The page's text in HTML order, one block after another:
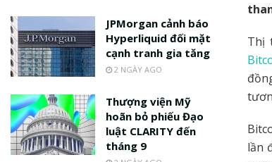
Thị
lần
JPMorgan cảnh báo
Hyperliquid đối mặt
cạnh tranh gia tăng
2 NGÀY AGO
Thượng viện Mỹ
hoãn bỏ phiếu Đạo
luật CLARITY đến
tháng 9